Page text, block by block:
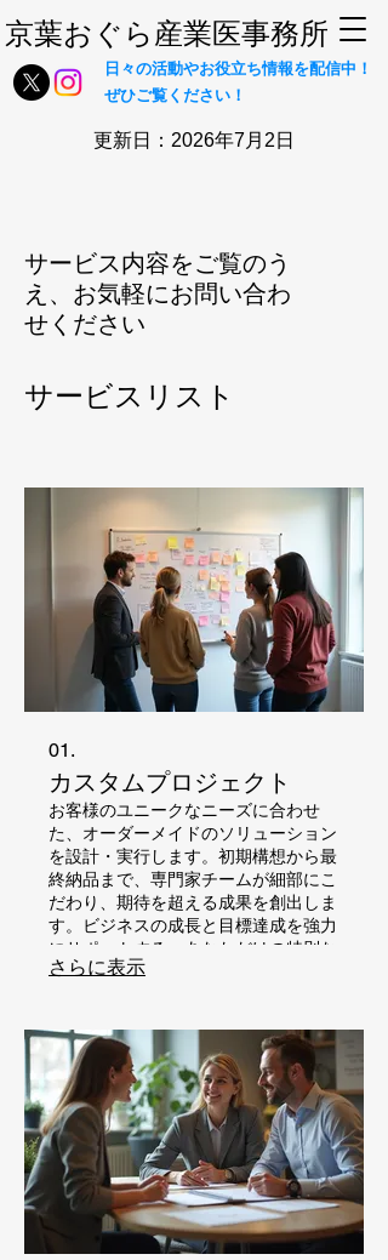
​京葉おぐら産業医事務所
日々の活動やお役立ち情報を配信中！
ぜひご覧ください！
更新日：2026年7月2日
サービス内容をご覧のう
え、お気軽にお問い合わ
せください
サービスリスト
01.
カスタムプロジェクト
お客様のユニークなニーズに合わせ
た、オーダーメイドのソリューション
を設計・実行します。初期構想から最
終納品まで、専門家チームが細部にこ
だわり、期待を超える成果を創出しま
す。ビジネスの成長と目標達成を強力
にサポートする、あなただけの特別な
サービスです。
さらに表示